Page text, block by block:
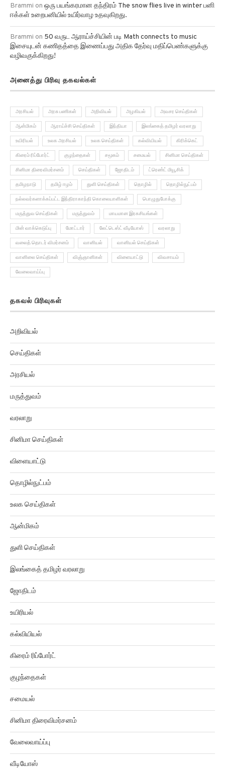
Brammi on ஒரு பயங்கரமான தந்திரம் The snow flies live in winter பனி
ஈக்கள் உறைபனியில் உயிர்வாழ உதவுகிறது.
Brammi on 50 வருட ஆராய்ச்சியின் படி Math connects to music
இசையுடன் கணிதத்தை இணைப்பது அதிக தேர்வு மதிப்பெண்களுக்கு
வழிவகுக்கிறது!
அனைத்து பிரிவு தகவல்கள்
அரசியல் அரசு பணிகள் அறிவியல் அழகியல் அவசர செய்திகள்
ஆன்மிகம் ஆராய்ச்சி செய்திகள் இந்தியா இலங்கைத் தமிழர் வரலாறு
உயிரியல் உலக அரசியல் உலக செய்திகள் கல்வியியல் கிரிக்கெட்
கிரைம் ரிப்போர்ட் குழந்தைகள் சமூகம் சமையல் சினிமா செய்திகள்
சினிமா திரைவிமர்சனம் செய்திகள் ஜோதிடம் ட்ரெண்ட் மியூசிக்
தமிழநாடு தமிழ் ஈழம் துளி செய்திகள் தொழில் தொழில்நுட்பம்
நல்லவர்களாக்கப்பட்ட இந்திராகாந்தி கொலையாளிகள் பொழுதுபோக்கு
மருத்துவ செய்திகள் மருத்துவம் மாயமான இரகசியங்கள்
மின் வாக்கெடுப்பு மோட்டார் லேட்டெஸ்ட் வீடியோஸ் வரலாறு
வலைத் தொடர் விமர்சனம் வானியல் வானியல் செய்திகள்
வானிலை செய்திகள் விஞ்ஞானிகள் விளையாட்டு விவசாயம்
வேலைவாய்ப்பு
தகவல் பிரிவுகள்
அறிவியல்
செய்திகள்
அரசியல்
மருத்துவம்
வரலாறு
சினிமா செய்திகள்
விளையாட்டு
தொழில்நுட்பம்
உலக செய்திகள்
ஆன்மிகம்
துளி செய்திகள்
இலங்கைத் தமிழர் வரலாறு
ஜோதிடம்
உயிரியல்
கல்வியியல்
கிரைம் ரிப்போர்ட்
குழந்தைகள்
சமையல்
சினிமா திரைவிமர்சனம்
வேலைவாய்ப்பு
வீடியோஸ்